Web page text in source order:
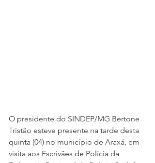
O presidente do SINDEP/MG Bertone
Tristão esteve presente na tarde desta
quinta (04) no município de Araxá, em
visita aos Escrivães de Polícia da